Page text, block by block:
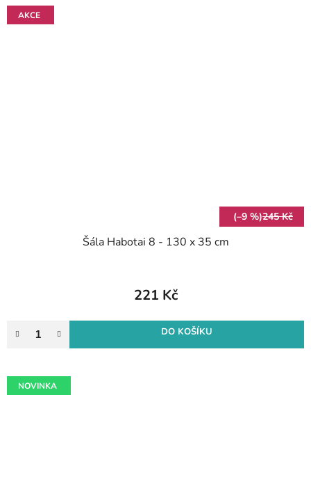
AKCE
(–9 %)245 Kč
Šála Habotai 8 - 130 x 35 cm
221 Kč
DO KOŠÍKU
NOVINKA